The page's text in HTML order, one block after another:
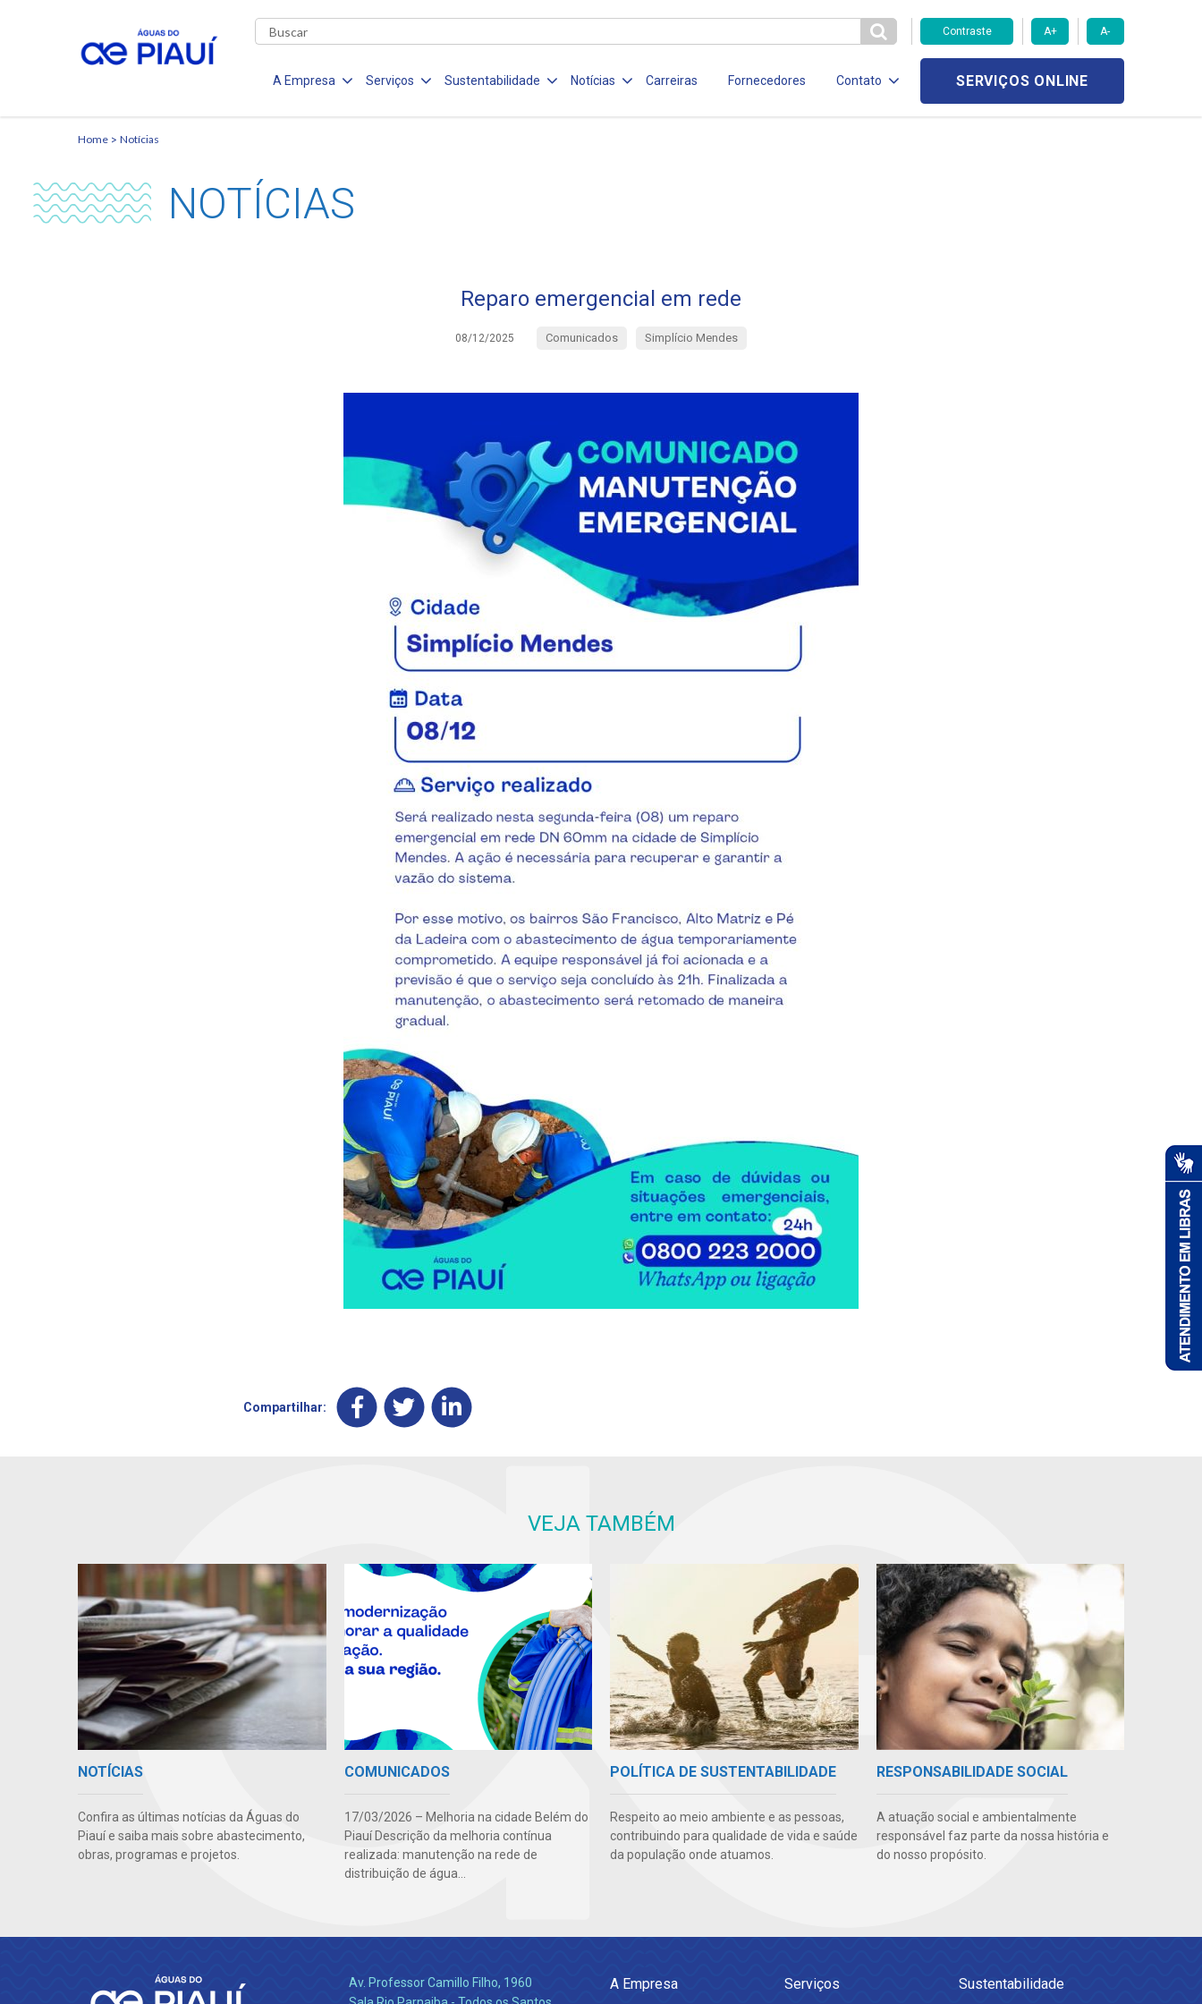
Contraste A+ A-
A Empresa Serviços Sustentabilidade Notícias Carreiras Fornecedores Contato SERVIÇOS ONLINE
Home Notícias
NOTÍCIAS
Reparo emergencial em rede
08/12/2025 Comunicados Simplício Mendes
Compartilhar:
VEJA TAMBÉM
NOTÍCIAS
Confira as últimas notícias da Águas do
Piauí e saiba mais sobre abastecimento,
obras, programas e projetos.
COMUNICADOS
17/03/2026 – Melhoria na cidade Belém do
Piauí Descrição da melhoria contínua
realizada: manutenção na rede de
distribuição de água...
POLÍTICA DE SUSTENTABILIDADE
Respeito ao meio ambiente e as pessoas,
contribuindo para qualidade de vida e saúde
da população onde atuamos.
RESPONSABILIDADE SOCIAL
A atuação social e ambientalmente
responsável faz parte da nossa história e
do nosso propósito.
Av. Professor Camillo Filho, 1960
A Empresa Serviços Sustentabilidade